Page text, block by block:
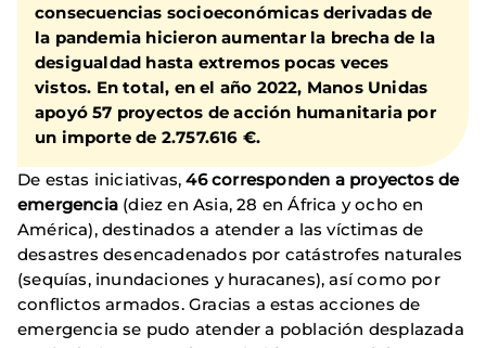
consecuencias socioeconómicas derivadas de
la pandemia hicieron aumentar la brecha de la
desigualdad hasta extremos pocas veces
vistos. En total, en el año 2022, Manos Unidas
apoyó 57 proyectos de acción humanitaria por
un importe de 2.757.616 €.
De estas iniciativas,46 corresponden a proyectos de
emergencia (diez en Asia, 28 en África y ocho en
América), destinados a atender a las víctimas de
desastres desencadenados por catástrofes naturales
(sequías, inundaciones y huracanes), así como por
conflictos armados. Gracias a estas acciones de
emergencia se pudo atender a población desplazada